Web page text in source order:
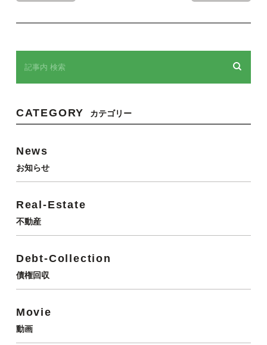
CATEGORY カテゴリー
News
お知らせ
Real-Estate
不動産
Debt-Collection
債権回収
Movie
動画